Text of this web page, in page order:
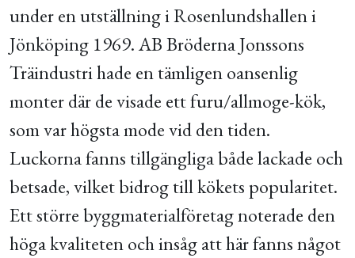
under en utställning i Rosenlundshallen i
Jönköping 1969. AB Bröderna Jonssons
Träindustri hade en tämligen oansenlig
monter där de visade ett furu/allmoge-kök,
som var högsta mode vid den tiden.
Luckorna fanns tillgängliga både lackade och
betsade, vilket bidrog till kökets popularitet.
Ett större byggmaterialföretag noterade den
höga kvaliteten och insåg att här fanns något